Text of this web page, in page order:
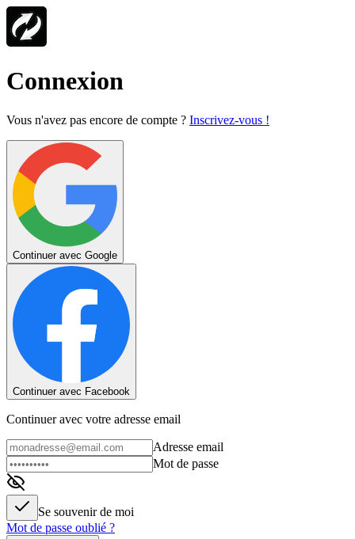
Connexion
Vous n'avez pas encore de compte ? Inscrivez-vous !
Continuer avec Google
Continuer avec Facebook
Continuer avec votre adresse email
Adresse email
Mot de passe
Se souvenir de moi
Mot de passe oublié ?